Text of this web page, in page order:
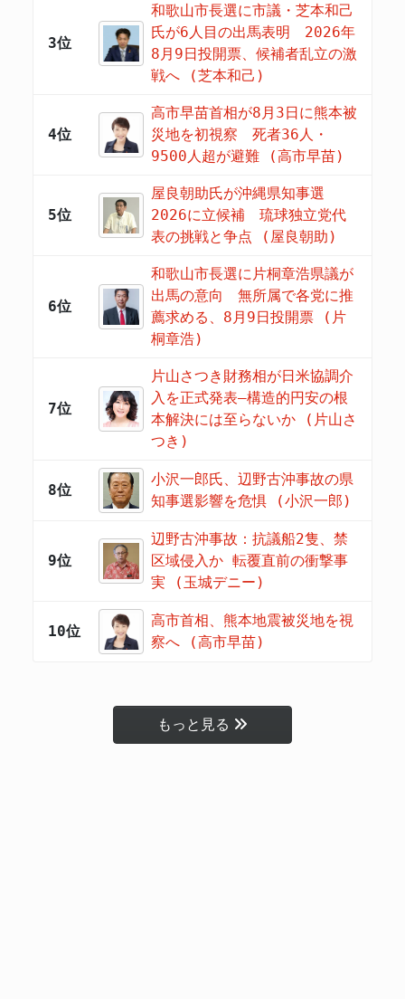
3位
和歌山市長選に市議・芝本和己
氏が6人目の出馬表明 2026年
8月9日投開票、候補者乱立の激
戦へ (芝本和己)
4位
高市早苗首相が8月3日に熊本被
災地を初視察 死者36人・
9500人超が避難 (高市早苗)
5位
屋良朝助氏が沖縄県知事選
2026に立候補 琉球独立党代
表の挑戦と争点 (屋良朝助)
6位
和歌山市長選に片桐章浩県議が
出馬の意向 無所属で各党に推
薦求める、8月9日投開票 (片
桐章浩)
7位
片山さつき財務相が日米協調介
入を正式発表―構造的円安の根
本解決には至らないか (片山さ
つき)
8位
小沢一郎氏、辺野古沖事故の県
知事選影響を危惧 (小沢一郎)
9位
辺野古沖事故：抗議船2隻、禁
区域侵入か 転覆直前の衝撃事
実 (玉城デニー)
10位
高市首相、熊本地震被災地を視
察へ (高市早苗)
もっと見る